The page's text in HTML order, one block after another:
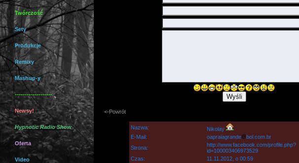
Twórczość
Sety
Produkcje
Remixy
Mashup-y
-------------------
Newsy!
Hypnotic Radio Show
Oferta
Video
<-Powrót
Nazwa:
Nikolay
E-Mail:
oapraiagrande
bol.com.br
Strona:
http://www.facebook.com/profile.php?
id=100003406973529
Czas:
11.11.2012, o 00:59